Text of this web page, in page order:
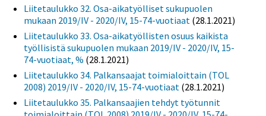
Liitetaulukko 32. Osa-aikatyölliset sukupuolen
mukaan 2019/IV - 2020/IV, 15-74-vuotiaat (28.1.2021)
Liitetaulukko 33. Osa-aikatyöllisten osuus kaikista
työllisistä sukupuolen mukaan 2019/IV - 2020/IV, 15-
74-vuotiaat, % (28.1.2021)
Liitetaulukko 34. Palkansaajat toimialoittain (TOL
2008) 2019/IV - 2020/IV, 15-74-vuotiaat (28.1.2021)
Liitetaulukko 35. Palkansaajien tehdyt työtunnit